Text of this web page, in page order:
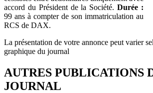
accord du Président de la Société.Durée :
99 ans à compter de son immatriculation au
RCS de DAX.
La présentation de votre annonce peut varier
graphique du journal
AUTRES PUBLICATIONS
JOURNAL